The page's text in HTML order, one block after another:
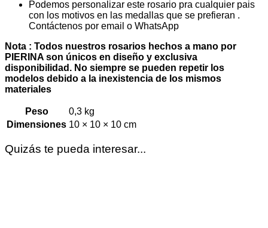
Podemos personalizar este rosario pra cualquier pais
con los motivos en las medallas que se prefieran .
Contáctenos por email o WhatsApp
Nota : Todos nuestros rosarios hechos a mano por
PIERINA son únicos en diseño y exclusiva
disponibilidad. No siempre se pueden repetir los
modelos debido a la inexistencia de los mismos
materiales
Peso
0,3 kg
Dimensiones 10 × 10 × 10 cm
Quizás te pueda interesar...